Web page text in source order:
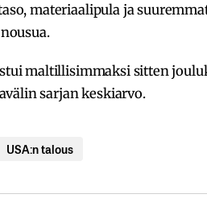
materiaalipula ja
maltillisimmaksi sitten
sarjan keskiarvo.
USA:n talous